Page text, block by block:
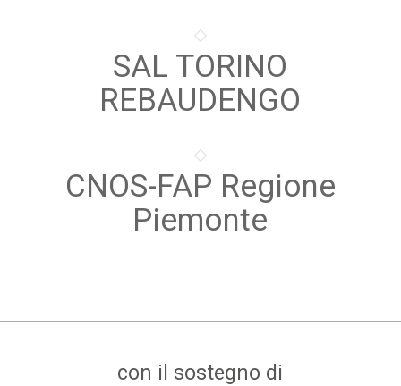
SAL TORINO
REBAUDENGO
CNOS-FAP Regione
Piemonte
con il sostegno di